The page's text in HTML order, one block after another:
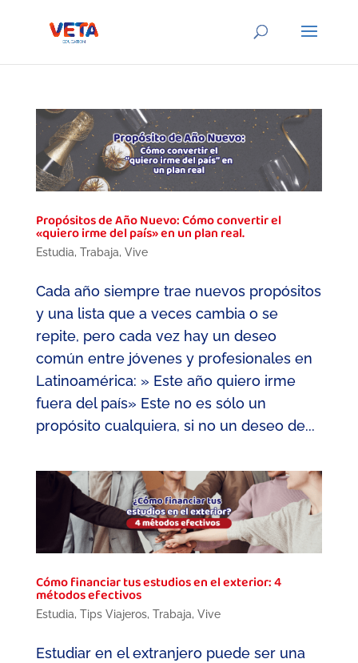
Propósitos de Año Nuevo: Cómo convertir el
«quiero irme del país» en un plan real.
Estudia, Trabaja, Vive
Cada año siempre trae nuevos propósitos
y una lista que a veces cambia o se
repite, pero cada vez hay un deseo
común entre jóvenes y profesionales en
Latinoamérica: » Este año quiero irme
fuera del país» Este no es sólo un
propósito cualquiera, si no un deseo de...
Cómo financiar tus estudios en el exterior: 4
métodos efectivos
Estudia, Tips Viajeros, Trabaja, Vive
Estudiar en el extranjero puede ser una